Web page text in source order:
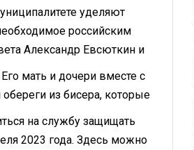
уделяют
российским
Александр Евсюткин и
мать и дочери вместе с
из бисера, которые
на службу защищать
2023 года. Здесь можно